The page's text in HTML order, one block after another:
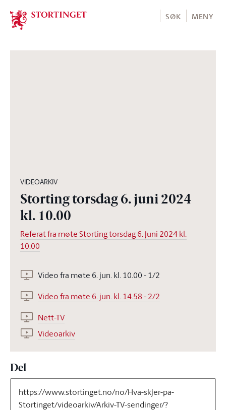
Stortinget.no
SØK MENY
VIDEOARKIV
Storting torsdag 6. juni 2024
kl. 10.00
Referat fra møte Storting torsdag 6. juni 2024 kl.
10.00
Video fra møte 6. jun. kl. 10.00 - 1/2
Video fra møte 6. jun. kl. 14.58 - 2/2
Nett-TV
Videoarkiv
Del